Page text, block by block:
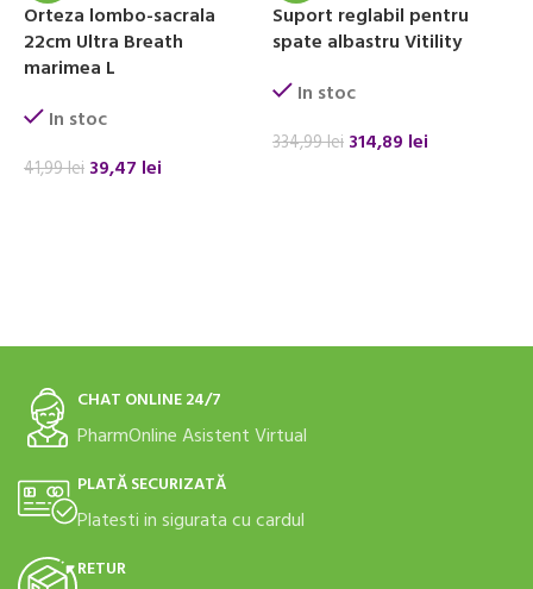
Orteza lombo-sacrala
22cm Ultra Breath
marimea L
In stoc
41,99lei 39,47 lei
Suport reglabil pentru
spate albastru Vitility
In stoc
334,99lei 314,89 lei
CHAT ONLINE 24/7
PharmOnline Asistent Virtual
PLATĂ SECURIZATĂ
Platesti in sigurata cu cardul
RETUR